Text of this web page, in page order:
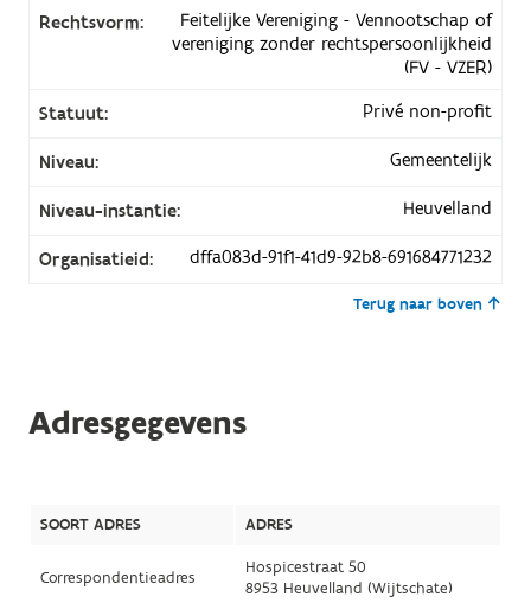
Rechtsvorm:
Feitelijke Vereniging - Vennootschap of
vereniging zonder rechtspersoonlijkheid
(FV - VZER)
Statuut:
Privé non-profit
Niveau: Gemeentelijk
Niveau-instantie: Heuvelland
Organisatieid: dffa083d-91f1-41d9-92b8-691684771232
Terug naar boven
Adresgegevens
SOORT ADRES ADRES
Correspondentieadres
Hospicestraat 50
8953 Heuvelland (Wijtschate)